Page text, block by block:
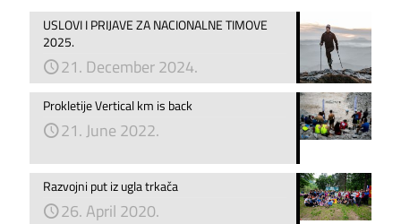
USLOVI I PRIJAVE ZA NACIONALNE TIMOVE
2025.
21. December 2024.
Prokletije Vertical km is back
21. June 2022.
Razvojni put iz ugla trkača
26. April 2020.